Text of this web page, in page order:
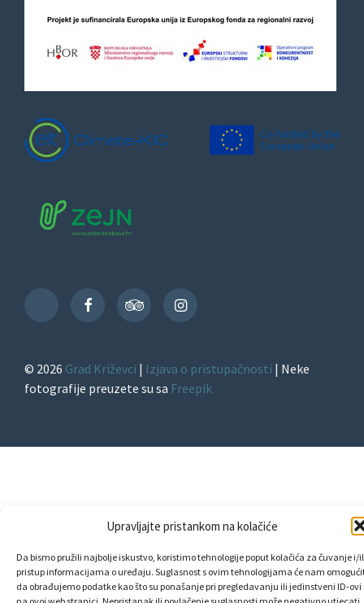
Upravljajte pristankom na kolačiće
Da bismo pružili najbolje iskustvo, koristimo tehnologije poput kolačića za čuvanje i/
pristup informacijama o uređaju. Suglasnost s ovim tehnologijama će nam
da obrađujemo podatke kao što su ponašanje pri pregledavanju ili jedinstveni ID-ovi
TikTok
FacebookTripAdvisorInstagram
© 2026 Grad Križevci | Izjava o pristupačnosti | Neke
fotografije preuzete su sa Freepik